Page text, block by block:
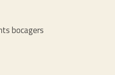
bocagers